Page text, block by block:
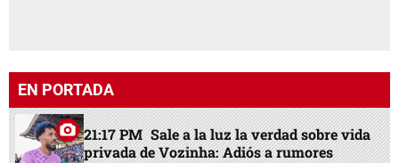
EN PORTADA
21:17 PM Sale a la luz la verdad sobre vida
privada de Vozinha: Adiós a rumores